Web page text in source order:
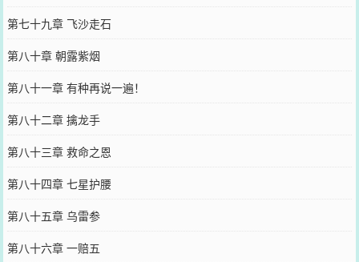
第七十九章 飞沙走石
第八十章 朝露紫烟
第八十一章 有种再说一遍！
第八十二章 擒龙手
第八十三章 救命之恩
第八十四章 七星护腰
第八十五章 乌雷参
第八十六章 一赔五